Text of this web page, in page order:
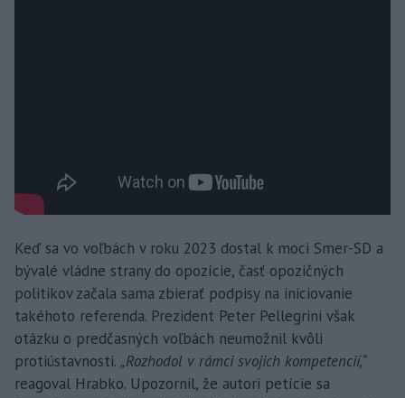
Keď sa vo voľbách v roku 2023 dostal k moci Smer-SD a
bývalé vládne strany do opozície, časť opozičných
politikov začala sama zbierať podpisy na iniciovanie
takéhoto referenda. Prezident Peter Pellegrini však
otázku o predčasných voľbách neumožnil kvôli
protiústavnosti. „Rozhodol v rámci svojich kompetencií,“
reagoval Hrabko. Upozornil, že autori petície sa